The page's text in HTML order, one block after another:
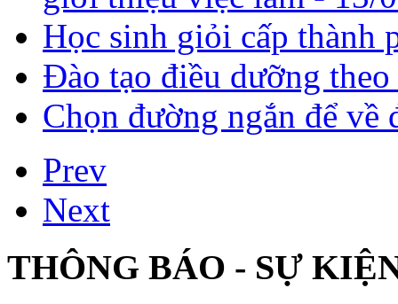
Học sinh giỏi cấp thành
Đào tạo điều dưỡng
Chọn đường ngắn để
Prev
Next
THÔNG BÁO - SỰ